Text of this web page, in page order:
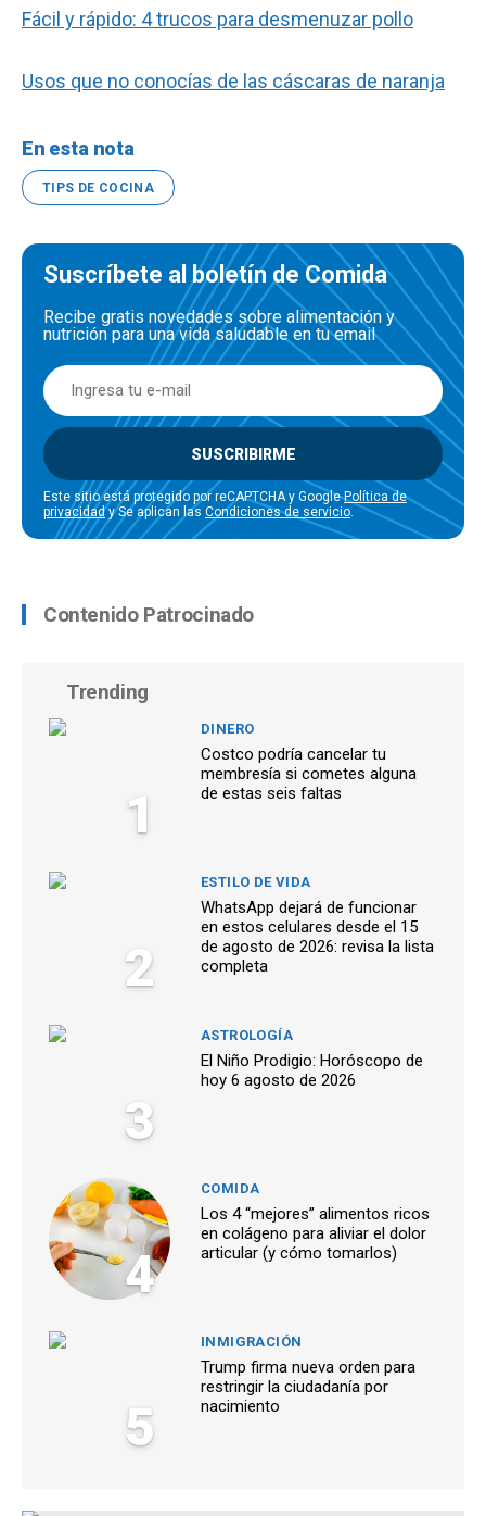
Fácil y rápido: 4 trucos para desmenuzar pollo
Usos que no conocías de las cáscaras de naranja
En esta nota
TIPS DE COCINA
Suscríbete al boletín de Comida
Recibe gratis novedades sobre alimentación y
nutrición para una vida saludable en tu email
SUSCRIBIRME
Este sitio está protegido por reCAPTCHA y GooglePolítica de
privacidady Se aplican las Condiciones de servicio.
Contenido Patrocinado
Trending
1
DINERO
Costco podría cancelar tu
membresía si cometes alguna
de estas seis faltas
2
ESTILO DE VIDA
WhatsApp dejará de funcionar
en estos celulares desde el 15
de agosto de 2026: revisa la lista
completa
3
ASTROLOGÍA
El Niño Prodigio: Horóscopo de
hoy 6 agosto de 2026
4
COMIDA
Los 4 “mejores” alimentos ricos
en colágeno para aliviar el dolor
articular (y cómo tomarlos)
5
INMIGRACIÓN
Trump firma nueva orden para
restringir la ciudadanía por
nacimiento